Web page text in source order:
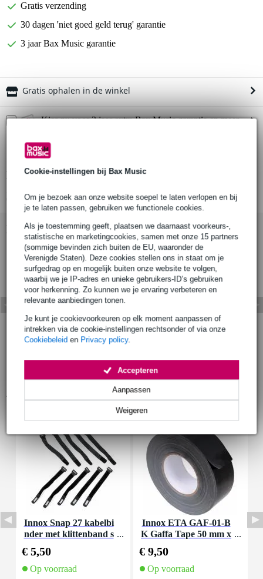
Cookie-instellingen bij Bax Music
Om je bezoek aan onze website soepel te laten verlopen en bij
je te laten passen, gebruiken we functionele cookies.
Als je toestemming geeft, plaatsen we daarnaast voorkeurs-,
statistische en marketingcookies, samen met onze 15 partners
(sommige bevinden zich buiten de EU, waaronder de
Verenigde Staten). Deze cookies stellen ons in staat om je
surfgedrag op en mogelijk buiten onze website te volgen,
waarbij we je IP-adres en unieke gebruikers-ID’s gebruiken
voor herkenning. Zo kunnen we je ervaring verbeteren en
relevante aanbiedingen tonen.
Je kunt je cookievoorkeuren op elk moment aanpassen of
intrekken via de cookie-instellingen rechtsonder of via onze
Cookiebeleid en Privacy policy.
Weigeren
Aanpassen
Accepteren
Gratis verzending
30 dagen 'niet goed geld terug' garantie
3 jaar Bax Music garantie
Gratis ophalen in de winkel
Kies nu voor 2 jaar extra Bax Music garantie en meer
€ 13,45 eenmalig
Productinformatie
Bekijk alle productspecificaties
Bekijk ook eens (3)
Innox Snap 27 kabelbi
nder met klittenband s
€ 5,50
Op voorraad
Innox ETA GAF-01-B
K Gaffa Tape 50 mm x
€ 9,50
Op voorraad